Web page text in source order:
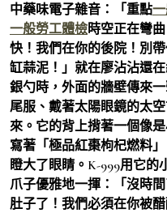
中藥味電子雜音：「重點
一般勞工體檢時空正在彎
快！我們在你的後院！別
缸蒜泥！」就在廖沾沾還
銀勺時，外面的牆壁傳來
尾服、戴著太陽眼鏡的太
來。它的背上揹著一個像
寫著「極品紅棗枸杞燃料
瞪大了眼睛。K-999用它
爪子優雅地一揮：「沒時
肚子了！我們必須在你被